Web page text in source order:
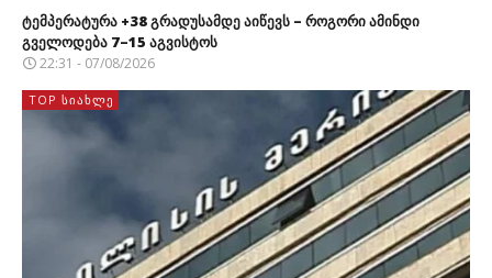
ტემპერატურა +38 გრადუსამდე აიწევს – როგორი ამინდი
გველოდება 7–15 აგვისტოს
22:31 - 07/08/2026
TOP ᲡᲘᲐᲮᲚᲔ